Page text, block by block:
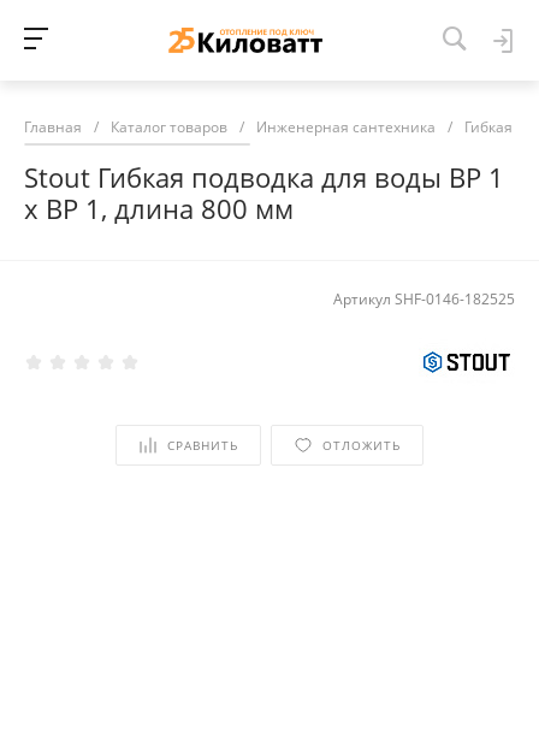
Главная / Каталог товаров / Инженерная сантехника / Гибкая
Stout Гибкая подводка для воды ВР 1
х ВР 1, длина 800 мм
Артикул SHF-0146-182525
СРАВНИТЬ ОТЛОЖИТЬ